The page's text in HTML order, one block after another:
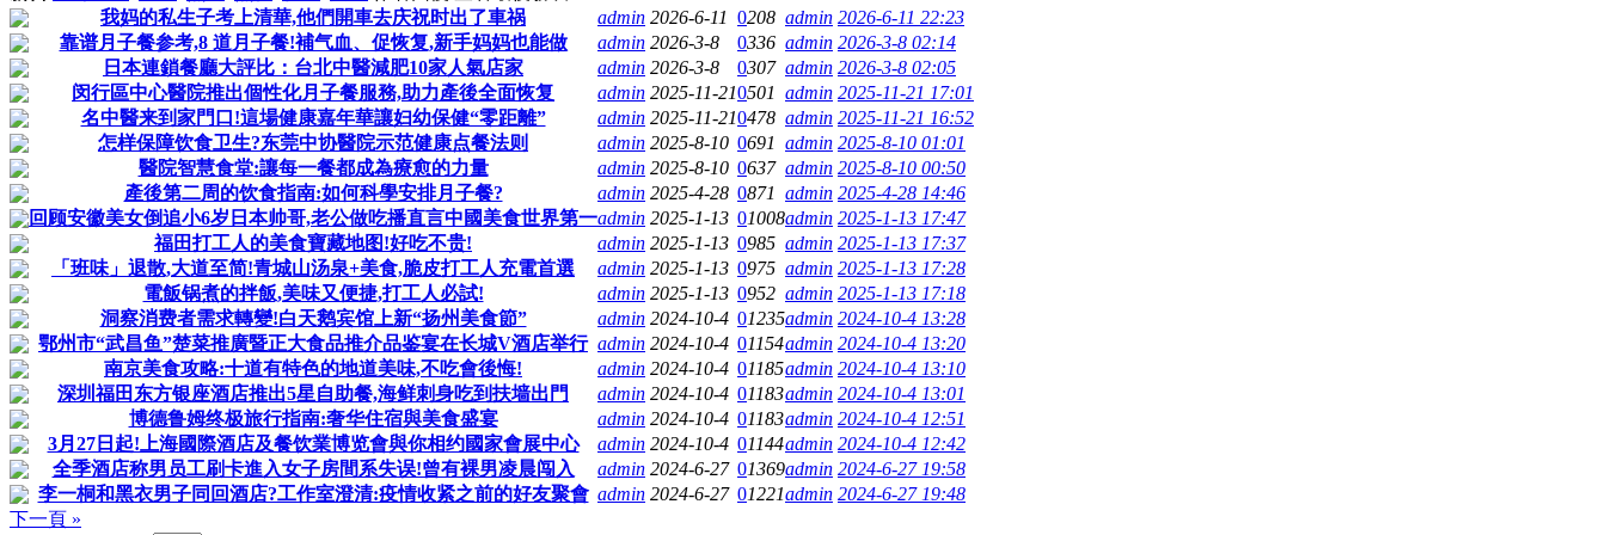
我妈的私生子考上清華,他們開車去庆祝时出了車祸
admin 2026-6-11 0208 admin 2026-6-11 22:23
靠谱月子餐参考,8 道月子餐!補气血、促恢复,新手妈妈也能做
admin 2026-3-8 0336 admin 2026-3-8 02:14
日本連鎖餐廳大評比：台北中醫減肥10家人氣店家
admin 2026-3-8 0307 admin 2026-3-8 02:05
闵行區中心醫院推出個性化月子餐服務,助力產後全面恢复
admin 2025-11-210501 admin 2025-11-21 17:01
名中醫来到家門口!這場健康嘉年華讓妇幼保健“零距離”
admin 2025-11-210478 admin 2025-11-21 16:52
怎样保障饮食卫生?东莞中协醫院示范健康点餐法则
admin 2025-8-10 0691 admin 2025-8-10 01:01
醫院智慧食堂:讓每一餐都成為療愈的力量
admin 2025-8-10 0637 admin 2025-8-10 00:50
產後第二周的饮食指南:如何科學安排月子餐?
admin 2025-4-28 0871 admin 2025-4-28 14:46
回顾安徽美女倒追小6岁日本帅哥,老公做吃播直言中國美食世界第一admin 2025-1-13 01008admin 2025-1-13 17:47
福田打工人的美食寶藏地图!好吃不贵!
admin 2025-1-13 0985 admin 2025-1-13 17:37
「班味」退散,大道至简!青城山汤泉+美食,脆皮打工人充電首選
admin 2025-1-13 0975 admin 2025-1-13 17:28
電飯锅煮的拌飯,美味又便捷,打工人必試!
admin 2025-1-13 0952 admin 2025-1-13 17:18
洞察消费者需求轉變!白天鹅宾馆上新“扬州美食節”
admin 2024-10-4 01235admin 2024-10-4 13:28
鄂州市“武昌鱼”楚菜推廣暨正大食品推介品鉴宴在长城V酒店举行 admin 2024-10-4 01154admin 2024-10-4 13:20
南京美食攻略:十道有特色的地道美味,不吃會後悔!
admin 2024-10-4 01185admin 2024-10-4 13:10
深圳福田东方银座酒店推出5星自助餐,海鲜刺身吃到扶墙出門
admin 2024-10-4 01183admin 2024-10-4 13:01
博德鲁姆终极旅行指南:奢华住宿與美食盛宴
admin 2024-10-4 01183admin 2024-10-4 12:51
3月27日起!上海國際酒店及餐饮業博览會與你相约國家會展中心
admin 2024-10-4 01144admin 2024-10-4 12:42
全季酒店称男员工刷卡進入女子房間系失误!曾有裸男凌晨闯入
admin 2024-6-27 01369admin 2024-6-27 19:58
李一桐和黑衣男子同回酒店?工作室澄清:疫情收紧之前的好友聚會 admin 2024-6-27 01221admin 2024-6-27 19:48
下一頁 »